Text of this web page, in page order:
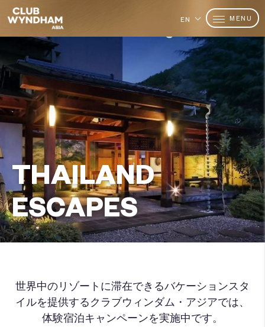
EN MENU
THAILAND
ESCAPES
世界中のリゾートに滞在できるバケーションスタ
イルを提供するクラブウィンダム・アジアでは、
体験宿泊キャンペーンを実施中です。